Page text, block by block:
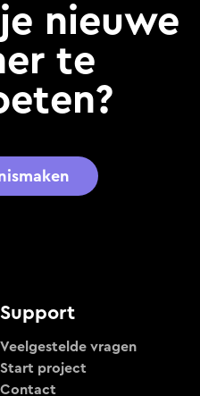
nieuwe
te
Support
Veelgestelde vragen
Start project
Contact